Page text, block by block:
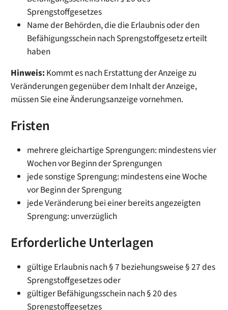
Sprengstoffgesetzes
Name der Behörden, die die Erlaubnis oder den
Befähigungsschein nach Sprengstoffgesetz erteilt
haben
Hinweis: Kommt es nach Erstattung der Anzeige zu
Veränderungen gegenüber dem Inhalt der Anzeige,
müssen Sie eine Änderungsanzeige vornehmen.
Fristen
mehrere gleichartige Sprengungen: mindestens vier
Wochen vor Beginn der Sprengungen
jede sonstige Sprengung: mindestens eine Woche
vor Beginn der Sprengung
jede Veränderung bei einer bereits angezeigten
Sprengung: unverzüglich
Erforderliche Unterlagen
gültige Erlaubnis nach § 7 beziehungsweise § 27 des
Sprengstoffgesetzes oder
gültiger Befähigungsschein nach § 20 des
Sprengstoffgesetzes